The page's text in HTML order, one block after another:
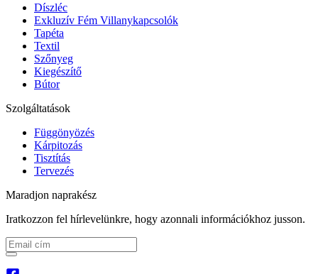
Díszléc
Exkluzív Fém Villanykapcsolók
Tapéta
Textil
Szőnyeg
Kiegészítő
Bútor
Szolgáltatások
Függönyözés
Kárpitozás
Tisztítás
Tervezés
Maradjon naprakész
Iratkozzon fel hírlevelünkre, hogy azonnali információkhoz jusson.